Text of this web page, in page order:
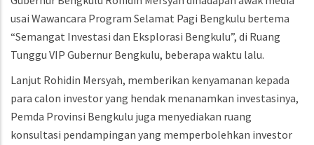
usai Wawancara Program Selamat Pagi Bengkulu bertema
“Semangat Investasi dan Eksplorasi Bengkulu”, di Ruang
Tunggu VIP Gubernur Bengkulu, beberapa waktu lalu.
Lanjut Rohidin Mersyah, memberikan kenyamanan kepada
para calon investor yang hendak menanamkan investasinya,
Pemda Provinsi Bengkulu juga menyediakan ruang
konsultasi pendampingan yang memperbolehkan investor